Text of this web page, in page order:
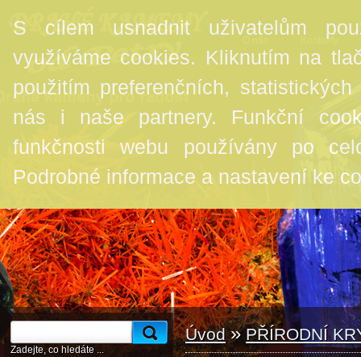
S cílem usnadnit uživatelům
využíváme cookies. Kliknutím na
použitím preferenčních,
nás i naše partnery. Funkční
funkčnosti webu používány po
Podrobné informace a nastavení ke
Kontakty
Zadejte, co hledáte ...
Úvod » PŘÍRODNÍ